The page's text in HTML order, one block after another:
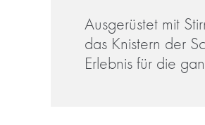
Ausgerüstet mit
das Knistern der
Erlebnis für die